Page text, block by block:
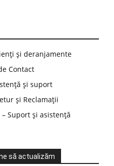
și deranjamente
Contact
și suport
și Reclamații
Suport și asistență
să actualizăm